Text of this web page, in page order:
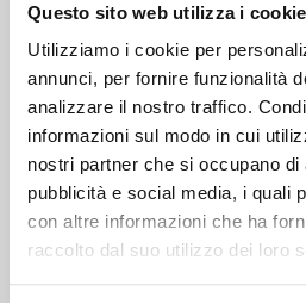
Questo sito web utilizza i cookie
Utilizziamo i cookie per
annunci, per fornire funzionalità
analizzare il nostro traffico.
informazioni sul modo in cui
nostri partner che si occupano di
pubblicità e social media, i quali
con altre informazioni che ha
raccolto dal suo utilizzo dei loro
Altri volumi